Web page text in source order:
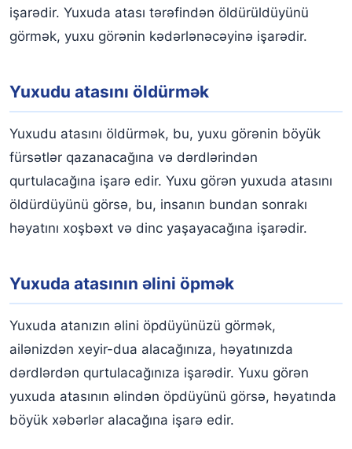
işarədir. Yuxuda atası tərəfindən öldürüldüyünü
görmək, yuxu görənin kədərlənəcəyinə işarədir.
Yuxudu atasını öldürmək
Yuxudu atasını öldürmək, bu, yuxu görənin böyük
fürsətlər qazanacağına və dərdlərindən
qurtulacağına işarə edir. Yuxu görən yuxuda atasını
öldürdüyünü görsə, bu, insanın bundan sonrakı
həyatını xoşbəxt və dinc yaşayacağına işarədir.
Yuxuda atasının əlini öpmək
Yuxuda atanızın əlini öpdüyünüzü görmək,
ailənizdən xeyir-dua alacağınıza, həyatınızda
dərdlərdən qurtulacağınıza işarədir. Yuxu görən
yuxuda atasının əlindən öpdüyünü görsə, həyatında
böyük xəbərlər alacağına işarə edir.